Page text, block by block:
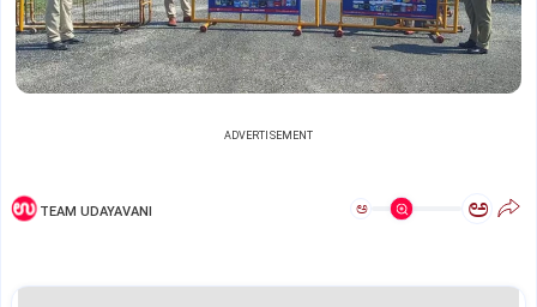
ADVERTISEMENT
TEAM UDAYAVANI ಅ ಅ